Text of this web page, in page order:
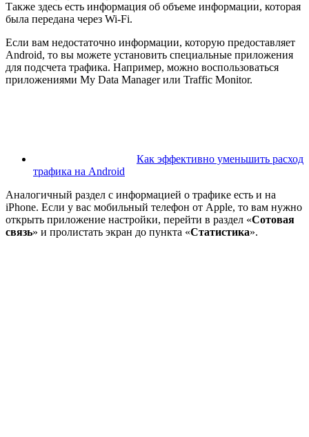
Также здесь есть информация об объеме информации, которая
была передана через Wi-Fi.
Если вам недостаточно информации, которую предоставляет
Android, то вы можете установить специальные приложения
для подсчета трафика. Например, можно воспользоваться
приложениями My Data Manager или Traffic Monitor.
Как эффективно уменьшить расход
трафика на Android
Аналогичный раздел с информацией о трафике есть и на
iPhone. Если у вас мобильный телефон от Apple, то вам нужно
открыть приложение настройки, перейти в раздел «Сотовая
связь» и пролистать экран до пункта «Статистика».